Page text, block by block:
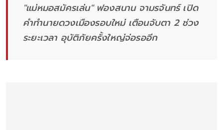
"แม่หมอสมัครเล่น" ฟองสนาน จามรจันทร์ เปิด
คำทำนายดวงเมืองรอบใหม่ เตือนจับตา 2 ช่วง
ระยะเวลา อุบัติภัยครั้งใหญ่จ่อรออีก